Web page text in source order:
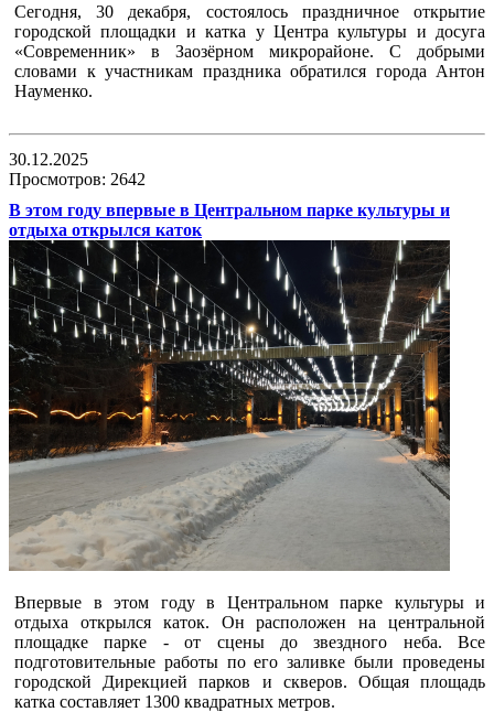
Сегодня, 30 декабря, состоялось праздничное открытие
городской площадки и катка у Центра культуры и досуга
«Современник» в Заозёрном микрорайоне. С добрыми
словами к участникам праздника обратился города Антон
Науменко.
30.12.2025
Просмотров: 2642
В этом году впервые в Центральном парке культуры и
отдыха открылся каток
Впервые в этом году в Центральном парке культуры и
отдыха открылся каток. Он расположен на центральной
площадке парке - от сцены до звездного неба. Все
подготовительные работы по его заливке были проведены
городской Дирекцией парков и скверов. Общая площадь
катка составляет 1300 квадратных метров.